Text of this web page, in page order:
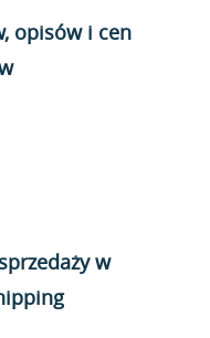
opisów i cen
w